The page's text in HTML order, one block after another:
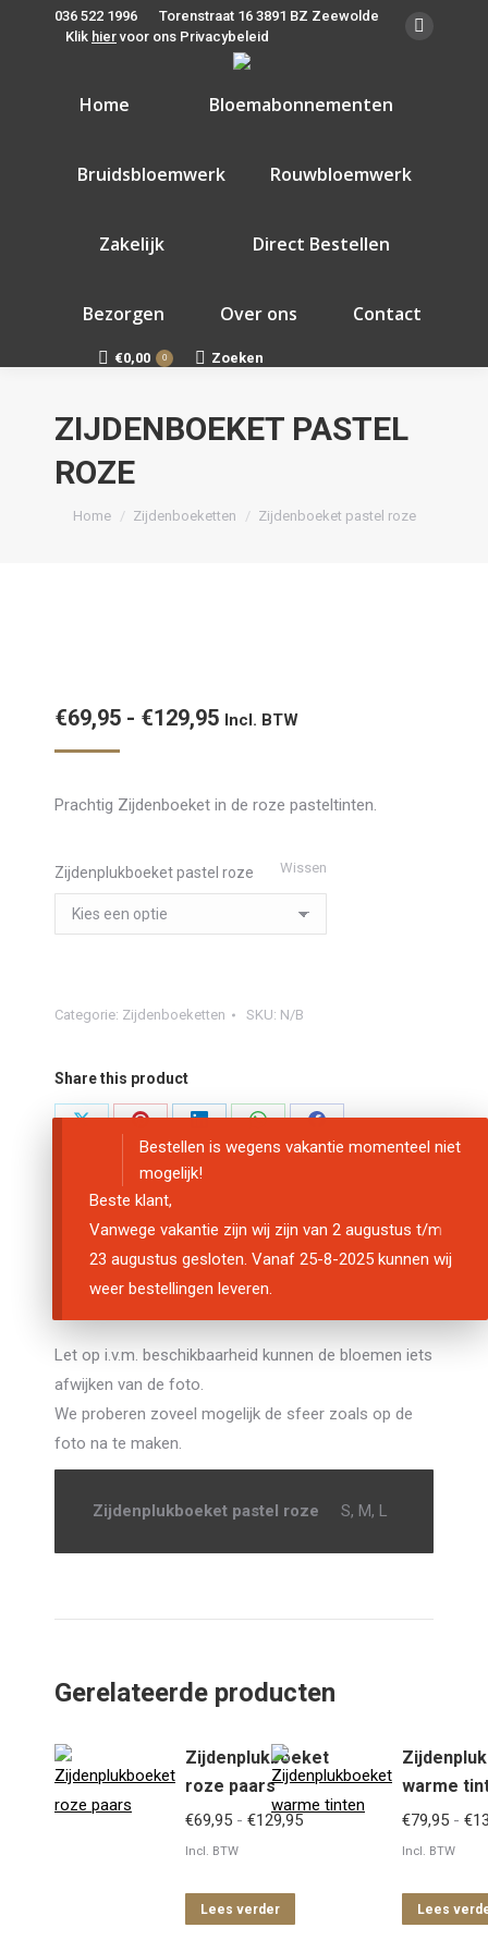
036 522 1996
Torenstraat 16 3891 BZ Zeewolde
Klik hiervoor ons Privacybeleid
Home Bloemabonnementen
Bruidsbloemwerk Rouwbloemwerk
Zakelijk Direct Bestellen
Bezorgen Over ons Contact
€0,00 0 Search:
Zoeken
ZIJDENBOEKET PASTEL
ROZE
Je bent hier:
Home Zijdenboeketten Zijdenboeket pastel roze
Bestellen is wegens vakantie momenteel niet
mogelijk!
Beste klant,
Vanwege vakantie zijn wij zijn van 2 augustus t/m
23 augustus gesloten. Vanaf 25-8-2025 kunnen wij
weer bestellingen leveren.
€69,95 - €129,95Prijsklasse:
€129,95
Incl. BTW
Prachtig Zijdenboeket in de roze pasteltinten.
Zijdenplukboeket pastel roze Wissen
Categorie: Zijdenboeketten SKU: N/B
Share this product
Share
X
on
Pinterest
on
Beschrijving
Aanvullende informatie
Let op i.v.m. beschikbaarheid kunnen de bloemen iets
afwijken van de foto.
We proberen zoveel mogelijk de sfeer zoals op de
foto na te maken.
Zijdenplukboeket pastel roze S, M, L
Gerelateerde producten
Zijdenplukboeket
roze paars
€69,95 - €129,95Prijsklasse:
Incl. BTW
Lees verder
warme
€79,95 - €
Incl. BTW
Lees